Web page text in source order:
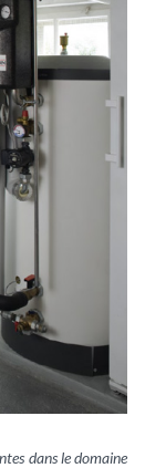
dans le domaine